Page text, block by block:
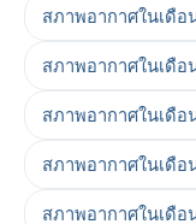
สภาพอากาศในเดือ
สภาพอากาศในเดื
สภาพอากาศในเดื
สภาพอากาศในเดื
สภาพอากาศในเดือ